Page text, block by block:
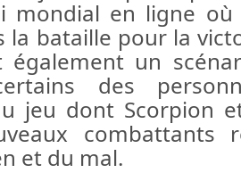
mondial en ligne où
la bataille pour la
également un
des
jeu dont Scorpion
combattants
et du mal.